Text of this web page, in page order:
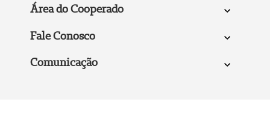
Área do Cooperado
Fale Conosco
Comunicação